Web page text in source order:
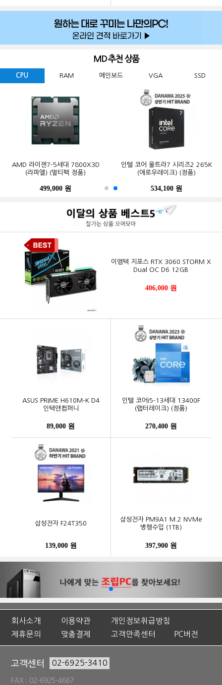
MD 추천 상품
CPU RAM 메인보드 VGA SSD
AMD 라이젠7-5세대 7800X3D
(라파엘) (멀티팩 정품)
499,000 원
인텔 코어 울트라7 시리즈2 265K
(애로우레이크) (정품)
534,100 원
ESSENCORE KLEVV DDR5-5600
CL46 파인인포 (16GB)
341,000 원
마이크론 Crucial DDR5-5600 CL46
PRO 대원씨티에스 (16GB)
387,000 원
GIGABYTE B650M K 피씨디렉트
123,000 원
ASUS TUF Gaming B850-PLUS WIFI
STCOM(조립용)
339,000 원
GIGABYTE 지포스 RTX 5060
WINDFORCE MAX OC D7 8GB
피씨디렉트
632,200 원
MSI 지포스 RTX 5070 게이밍 트리오
OC D7 12GB 트라이프로져4
1,299,000 원
Western Digital WD BLACK
SN850X M.2 NVMe (2TB)
550,000 원
삼성전자 990 PRO M.2 NVMe (2TB)
1,027,000 원
이엠텍 지포스 RTX 3060 STORM X
Dual OC D6 12GB
406,000 원
ASUS PRIME H610M-K D4
인텍앤컴퍼니
89,000 원
인텔 코어i5-13세대 13400F
(랩터레이크) (정품)
270,400 원
삼성전자 F24T350
139,000 원
삼성전자 PM9A1 M.2 NVMe
병행수입 (1TB)
397,900 원
회사소개 이용약관
개인정보취급방침
제휴문의
맞춤결제 고객만족센터 PC버전
고객센터 02-6925-3410
FAX : 02-6925-4667